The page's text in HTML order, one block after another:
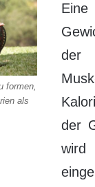
formen,
als
der
der